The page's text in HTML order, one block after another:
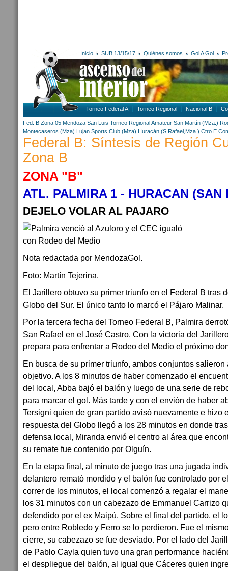
Inicio SUB 13/15/17 Quiénes somos Gol A Gol
Torneo Federal A Torneo Regional Nacional B
Fed. B Zona 05 Mendoza San Luis Torneo Regional Amateur San Martín (Mza.)
Montecaseros (Mza) Lujan Sports Club (Mza) Huracán (S.Rafael,Mza.)
Federal B: Síntesis de Región
Zona B
ZONA "B"
ATL. PALMIRA 1 - HURACAN (SAN
DEJELO VOLAR AL PAJARO
Nota redactada por MendozaGol.
Foto: Martín Tejerina.
El Jarillero obtuvo su primer triunfo en el Federal B tras
Globo del Sur. El único tanto lo marcó el Pájaro Malinar.
Por la tercera fecha del Torneo Federal B, Palmira
San Rafael en el José Castro. Con la victoria del
prepara para enfrentar a Rodeo del Medio el próximo
En busca de su primer triunfo, ambos conjuntos
objetivo. A los 8 minutos de haber comenzado el
del local, Abba bajó el balón y luego de una serie de
para marcar el gol. Más tarde y con el envión de haber
Tersigni quien de gran partido avisó nuevamente e hizo
respuesta del Globo llegó a los 28 minutos en donde
defensa local, Miranda envió el centro al área que
su remate fue contenido por Olguín.
En la etapa final, al minuto de juego tras una jugada
delantero remató mordido y el balón fue controlado por
correr de los minutos, el local comenzó a regalar el
los 31 minutos con un cabezazo de Emmanuel Carrizo
defendido por el ex Maipú. Sobre el final del partido, el
pero entre Robledo y Ferro se lo perdieron. Fue el
cierre, su cabezazo se fue desviado. Por el lado del
de Pablo Cayla quien tuvo una gran performance
el despliegue del balón, al igual que Cáceres quien